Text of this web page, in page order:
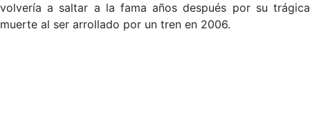
volvería a saltar a la fama años después por su trágica
muerte al ser arrollado por un tren en 2006.